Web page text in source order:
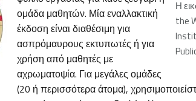
Η
the
ομάδα μαθητών. Μία εναλλακτική
έκδοση είναι διαθέσιμη για
ασπρόμαυρους εκτυπωτές ή για
χρήση από μαθητές με
αχρωματοψία. Για μεγάλες ομάδες
(20 ή περισσότερα άτομα),